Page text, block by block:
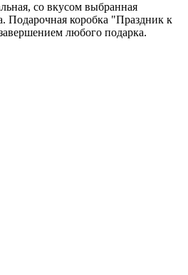
со вкусом выбранная
Подарочная коробка "Праздник к
любого подарка.